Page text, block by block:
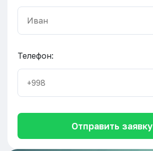
Телефон:
Отправить заявку